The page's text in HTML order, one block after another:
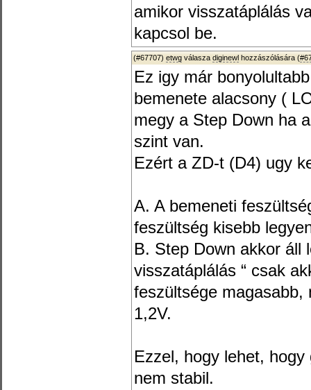
amikor visszatáplálás
kapcsol be.
(#67707) etwg válasza diginewl hozzászólására (
Ez igy már
bemenete alacsony (
megy a Step Down ha
szint van.
Ezért a ZD-t (D4) ugy
A. A bemeneti
feszültség kisebb
B. Step Down akkor áll
visszatáplálás “ csak
feszültsége
1,2V.
Ezzel, hogy lehet,
nem stabil.